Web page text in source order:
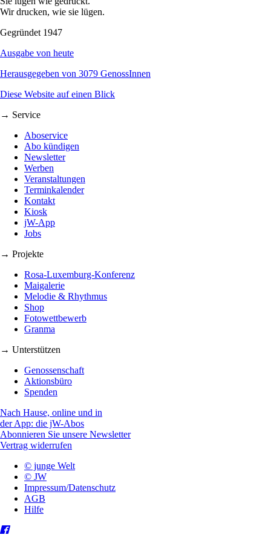
Wir drucken, wie sie lügen.
Gegründet 1947
Ausgabe von heute
Herausgegeben von 3079 GenossInnen
Diese Website auf einen Blick
→ Service
Aboservice
Abo kündigen
Newsletter
Werben
Veranstaltungen
Terminkalender
Kontakt
Kiosk
jW-App
Jobs
→ Projekte
Rosa-Luxemburg-Konferenz
Maigalerie
Melodie & Rhythmus
Shop
Fotowettbewerb
Granma
→ Unterstützen
Genossenschaft
Aktionsbüro
Spenden
Nach Hause, online und in
der App: die jW-Abos
Abonnieren Sie unsere Newsletter
Vertrag widerrufen
© junge Welt
© JW
Impressum/Datenschutz
AGB
Hilfe